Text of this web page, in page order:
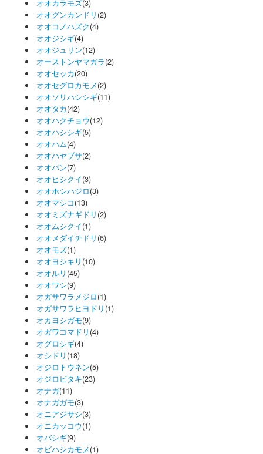
オオカラモズ(3)
オオグンカンドリ (2)
オオコノハズク(4)
オオジシギ(4)
オオジュリン(12)
オーストンヤマガラ(2)
オオセッカ(20)
オオセグロカモメ(2)
オオソリハシシギ(11)
オオタカ(42)
オオハクチョウ(12)
オオハシシギ(5)
オオハム(4)
オオハヤブサ(2)
オオバン(7)
オオヒシクイ(3)
オオホシハジロ(3)
オオマシコ(13)
オオミズナギドリ (2)
オオムシクイ(1)
オオメダイチドリ (6)
オオモズ(1)
オオヨシキリ (10)
オオルリ (45)
オオワシ(9)
オガサワラメジロ(1)
オガサワラヒヨドリ (1)
オカヨシガモ(9)
オガワコマドリ (4)
オグロシギ(4)
オシドリ (18)
オジロトウネン(5)
オジロビタキ(23)
オナガ(11)
オナガガモ(3)
オニアジサシ(3)
オニカッコウ(1)
オバシギ(9)
オビハシカモメ(1)